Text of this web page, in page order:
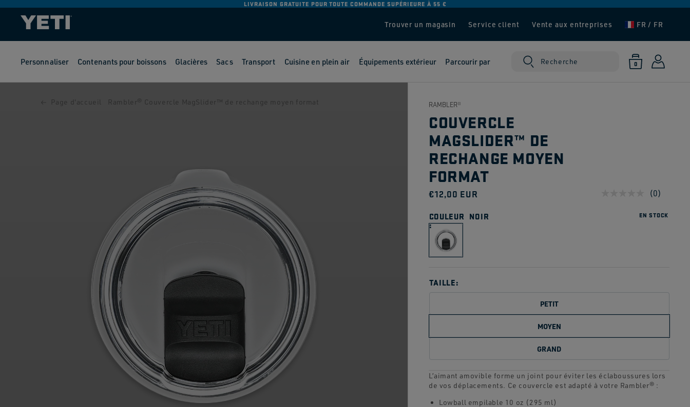
PASSER
AU
CONTENU
LIVRAISON GRATUITE POUR TOUTE COMMANDE SUPÉRIEURE À 55 €
Trouver un magasin Service client Vente aux entreprises FR / FR
Personnaliser Contenants pour boissons Glacières Sacs Transport Cuisine en plein air Équipements extérieur Parcourir par Recherche Panier
0
0 articleConnexion
Page d'accueil Rambler® Couvercle MagSlider™ de rechange moyen format
PASSER AUX
RAMBLER®
COUVERCLE
MAGSLIDER™ DE
RECHANGE MOYEN
FORMAT
Prix
habituel
€12,00 EUR
Aucune
de
(0)
COULEUR NOIR EN STOCK
TAILLE:
PETIT
MOYEN
GRAND
L’aimant amovible forme un joint pour éviter les éclaboussures lors
de vos déplacements. Ce couvercle est adapté à votre Rambler® :
Lowball empilable 10 oz (295 ml)